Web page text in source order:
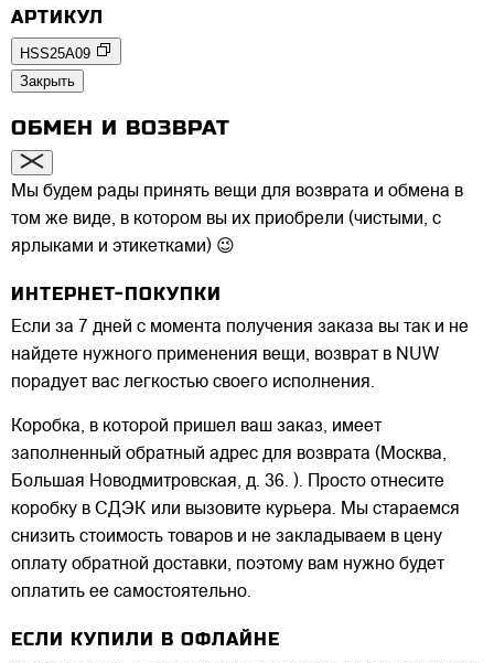
АРТИКУЛ
HSS25A09
Закрыть
ОБМЕН И ВОЗВРАТ
Мы будем рады принять вещи для возврата и обмена в
том же виде, в котором вы их приобрели (чистыми, с
ярлыками и этикетками) 😉
ИНТЕРНЕТ-ПОКУПКИ
Если за 7 дней с момента получения заказа вы так и не
найдете нужного применения вещи, возврат в NUW
порадует вас легкостью своего исполнения.
Коробка, в которой пришел ваш заказ, имеет
заполненный обратный адрес для возврата (Москва,
Большая Новодмитровская, д. 36. ). Просто отнесите
коробку в СДЭК или вызовите курьера. Мы стараемся
снизить стоимость товаров и не закладываем в цену
оплату обратной доставки, поэтому вам нужно будет
оплатить ее самостоятельно.
ЕСЛИ КУПИЛИ В ОФЛАЙНЕ